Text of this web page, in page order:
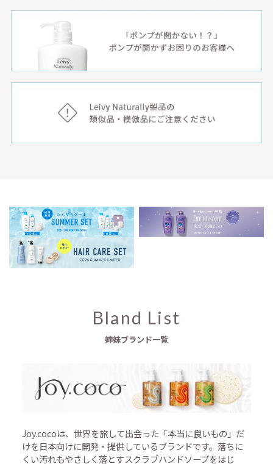
Bland List
姉妹ブランド一覧
Joy.cocoは、世界を旅して出会った「本当に良いもの」だ
けを日本向けに開発・提供しているブランドです。落ちに
くい汚れもやさしく落とすスクラブハンドソープをはじ